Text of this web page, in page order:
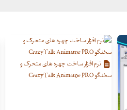
نرم افزار ساخت چهره های متحرک و
سخنگو CrazyTalk Animator PRO